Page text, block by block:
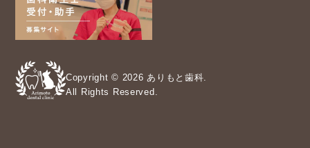
Copyright © 2026 ありもと歯科.
All Rights Reserved.